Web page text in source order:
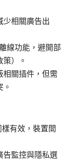
少相關廣告出
線功能，避開部
）。
相關插件，但需
有效，裝置間
告監控與隱私選